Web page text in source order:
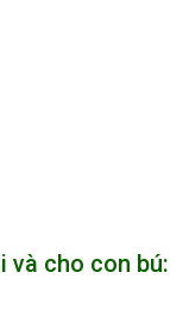
và cho con bú: